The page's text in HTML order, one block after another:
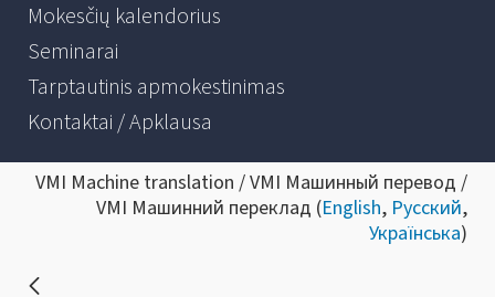
Mokesčių kalendorius
Seminarai
Tarptautinis apmokestinimas
Kontaktai / Apklausa
VMI Machine translation / VMI Машинный перевод /
VMI Машинний переклад (English, Русский,
Українська)